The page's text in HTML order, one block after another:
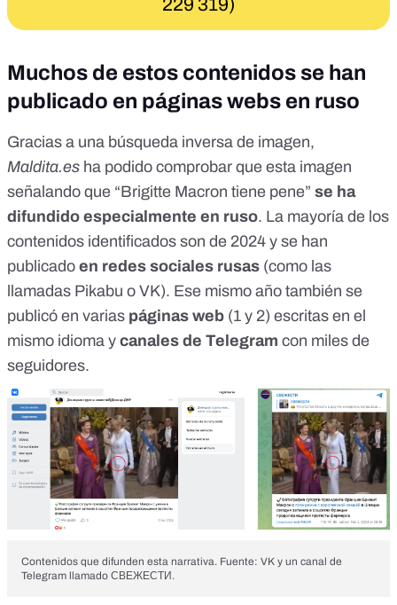
229 319)
Muchos de estos contenidos se han
publicado en páginas webs en ruso
Gracias a una búsqueda inversa de imagen,
Maldita.es ha podido comprobar que esta imagen
señalando que “Brigitte Macron tiene pene” se ha
difundido especialmente en ruso. La mayoría de los
contenidos identificados son de 2024 y se han
publicado en redes sociales rusas (como las
llamadas Pikabu o VK). Ese mismo año también se
publicó en varias páginas web (1 y 2) escritas en el
mismo idioma y canales de Telegram con miles de
seguidores.
Contenidos que difunden esta narrativa. Fuente: VK y un canal de
Telegram llamado СВЕЖЕСТИ.